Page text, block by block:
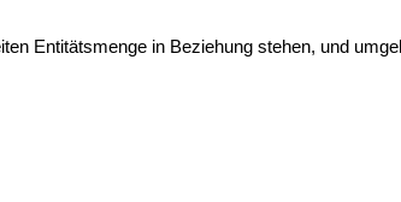
Entitätsmenge in Beziehung stehen, und